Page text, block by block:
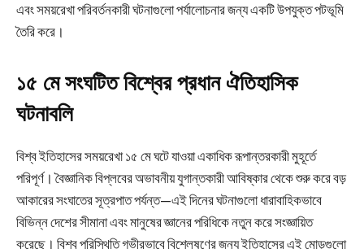
এবং সময়রেখা পরিবর্তনকারী ঘটনাগুলো পর্যালোচনার জন্য একটি উপযুক্ত পটভূমি
তৈরি করে।
১৫ মে সংঘটিত বিশ্বের প্রধান ঐতিহাসিক
ঘটনাবলি
বিশ্ব ইতিহাসের সময়রেখা ১৫ মে ঘটে যাওয়া একাধিক রূপান্তরকারী মুহূর্তে
পরিপূর্ণ। বৈজ্ঞানিক বিপ্লবের অভাবনীয় যুগান্তকারী আবিষ্কার থেকে শুরু করে বড়
আকারের সংঘাতের সূত্রপাত পর্যন্ত—এই দিনের ঘটনাগুলো ধারাবাহিকভাবে
বিভিন্ন দেশের সীমানা এবং মানুষের জ্ঞানের পরিধিকে নতুন করে সংজ্ঞায়িত
করেছে। বিশ্ব পরিস্থিতি গভীরভাবে বিশ্লেষণের জন্য ইতিহাসের এই মোড়গুলো